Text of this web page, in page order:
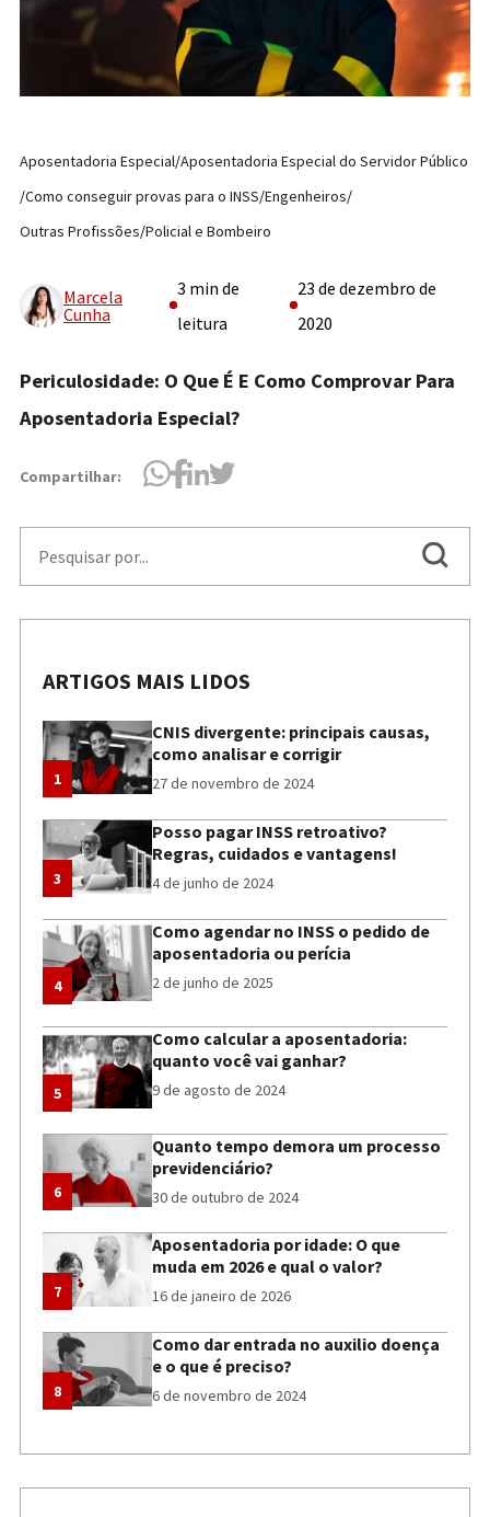
Aposentadoria Especial/Aposentadoria Especial do Servidor Público
/Como conseguir provas para o INSS/Engenheiros/
Outras Profissões/Policial e Bombeiro
Marcela
Cunha
3 min de
leitura
23 de dezembro de
2020
Periculosidade: O Que É E Como Comprovar Para
Aposentadoria Especial?
Compartilhar:
ARTIGOS MAIS LIDOS
1
CNIS divergente: principais causas,
como analisar e corrigir
27 de novembro de 2024
3
Posso pagar INSS retroativo?
Regras, cuidados e vantagens!
4 de junho de 2024
4
Como agendar no INSS o pedido de
aposentadoria ou perícia
2 de junho de 2025
5
Como calcular a aposentadoria:
quanto você vai ganhar?
9 de agosto de 2024
6
Quanto tempo demora um processo
previdenciário?
30 de outubro de 2024
7
Aposentadoria por idade: O que
muda em 2026 e qual o valor?
16 de janeiro de 2026
8
Como dar entrada no auxilio doença
e o que é preciso?
6 de novembro de 2024